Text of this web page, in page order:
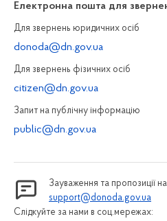
Електронна пошта для
Для звернень юридичних осiб
donoda@dn.gov.ua
Для звернень фізичних осiб
citizen@dn.gov.ua
Запит на публiчну інформацiю
public@dn.gov.ua
Зауваження та пропозиції
support@donoda.gov.ua
Слідкуйте за нами в соц.мережах: